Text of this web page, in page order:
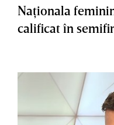
Naţionala
calificat în